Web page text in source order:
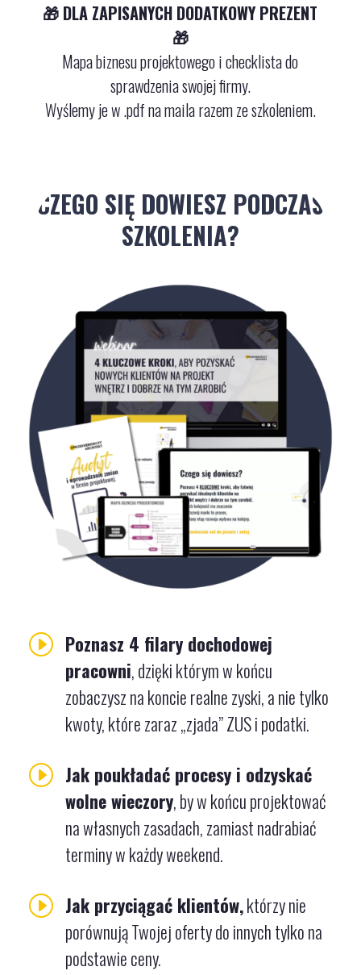
🎁 DLA ZAPISANYCH DODATKOWY PREZENT
🎁
Mapa biznesu projektowego i checklista do
sprawdzenia swojej firmy.
Wyślemy je w .pdf na maila razem ze szkoleniem.
CZEGO SIĘ DOWIESZ PODCZAS
SZKOLENIA?
I Poznasz 4 filary dochodowej
pracowni, dzięki którym w końcu
zobaczysz na koncie realne zyski, a nie tylko
kwoty, które zaraz „zjada” ZUS i podatki.
I Jak poukładać procesy i odzyskać
wolne wieczory, by w końcu projektować
na własnych zasadach, zamiast nadrabiać
terminy w każdy weekend.
I Jak przyciągać klientów,którzy nie
porównują Twojej oferty do innych tylko na
podstawie ceny.